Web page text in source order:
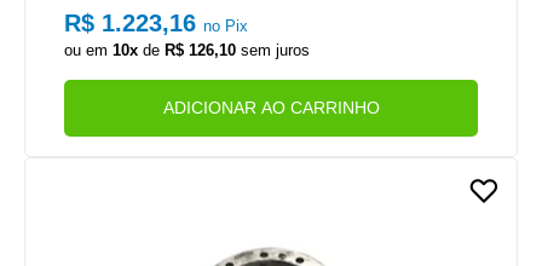
R$ 1.223,16no Pix
ou em10x deR$ 126,10 sem juros
ADICIONAR AO CARRINHO